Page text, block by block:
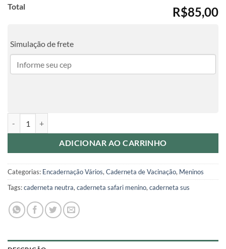
Total R$85,00
Simulação de frete
ADICIONAR AO CARRINHO
Categorias: Encadernação Vários,Caderneta de Vacinação, Meninos
Tags:caderneta neutra,caderneta safari menino,caderneta sus